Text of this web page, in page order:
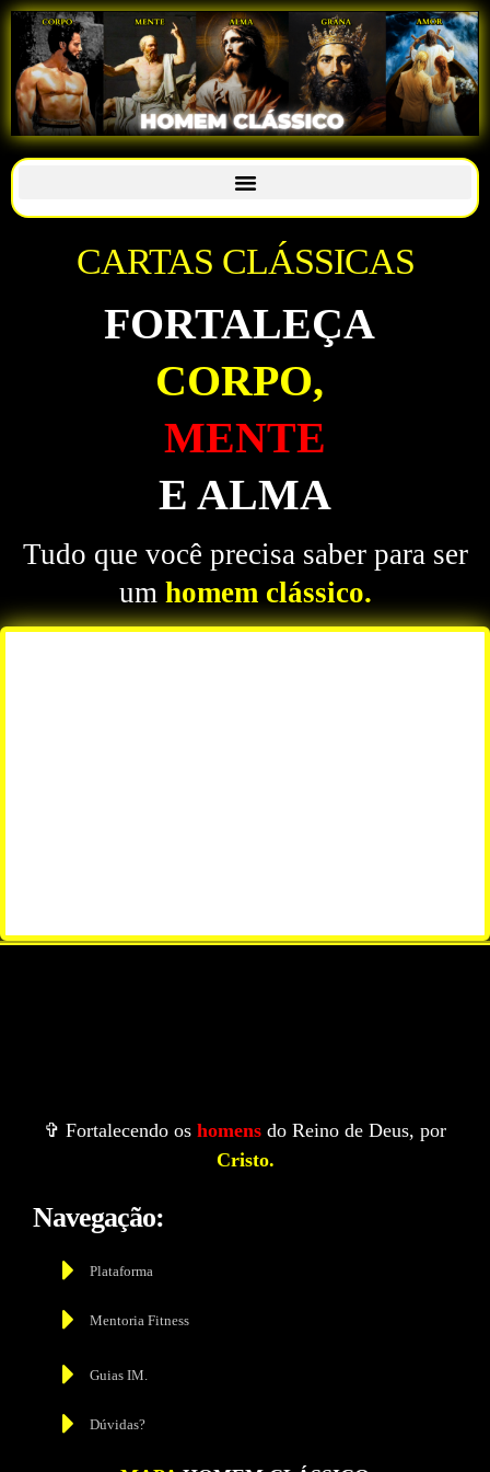
CARTAS CLÁSSICAS
FORTALEÇA
CORPO,
MENTE
E ALMA
Tudo que você precisa saber para ser
um homem clássico.
✞ Fortalecendo os homens do Reino de Deus, por
Cristo.
Navegação:
Plataforma
Mentoria Fitness
Guias IM.
Dúvidas?